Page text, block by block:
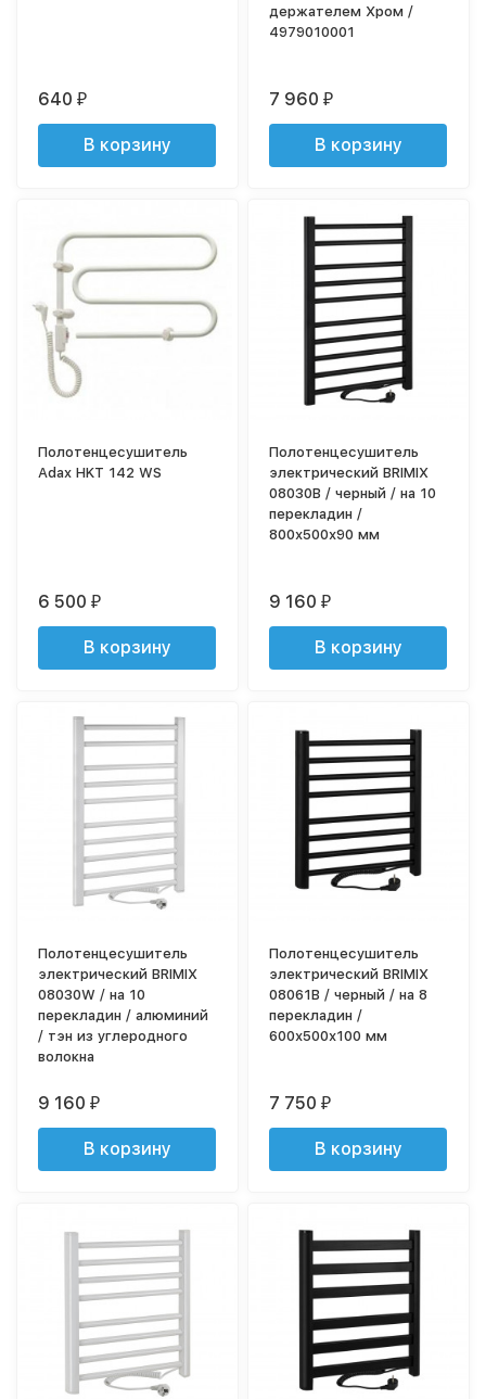
640₽
В корзину
держателем Хром /
4979010001
7 960₽
В корзину
Полотенцесушитель
Adax HKT 142 WS
6 500₽
В корзину
Полотенцесушитель
электрический BRIMIX
08030B / черный / на 10
перекладин /
800х500х90 мм
9 160₽
В корзину
Полотенцесушитель
электрический BRIMIX
08030W / на 10
перекладин / алюминий
/ тэн из углеродного
волокна
9 160₽
В корзину
Полотенцесушитель
электрический BRIMIX
08061B / черный / на 8
перекладин /
600х500х100 мм
7 750₽
В корзину